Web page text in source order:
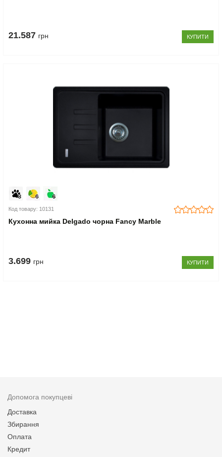
21.587 грн КУПИТИ
Код товару: 10131
Кухонна мийка Delgado чорна Fancy Marble
3.699 грн КУПИТИ
Допомога покупцеві
Доставка
Збирання
Оплата
Кредит